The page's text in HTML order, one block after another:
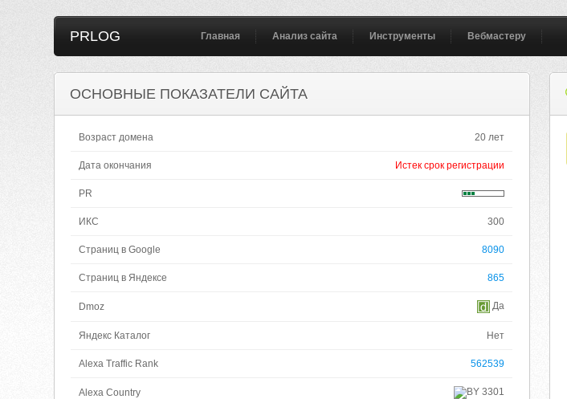
PRLOG Главная Анализ сайта Инструменты Вебмастеру
ОСНОВНЫЕ ПОКАЗАТЕЛИ САЙТА
Возраст домена 20 лет
Дата окончания Истек срок регистрации
PR
ИКС 300
Страниц в Google 8090
Страниц в Яндексе 865
Dmoz Да
Яндекс Каталог Нет
Alexa Traffic Rank 562539
Alexa Country 3301